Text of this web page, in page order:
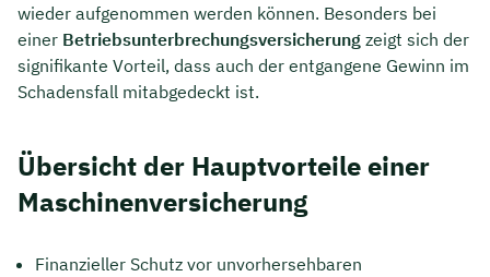
wieder aufgenommen werden können. Besonders bei
einer Betriebsunterbrechungsversicherung zeigt sich der
signifikante Vorteil, dass auch der entgangene Gewinn im
Schadensfall mitabgedeckt ist.
Übersicht der Hauptvorteile einer
Maschinenversicherung
Finanzieller Schutz vor unvorhersehbaren